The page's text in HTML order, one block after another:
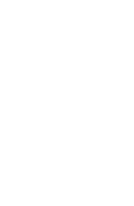
de cette